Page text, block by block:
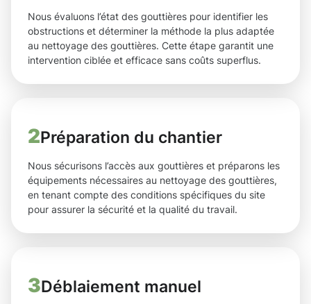
Nous évaluons l’état des gouttières pour identifier les
obstructions et déterminer la méthode la plus adaptée
au nettoyage des gouttières. Cette étape garantit une
intervention ciblée et efficace sans coûts superflus.
2Préparation du chantier
Nous sécurisons l’accès aux gouttières et préparons les
équipements nécessaires au nettoyage des gouttières,
en tenant compte des conditions spécifiques du site
pour assurer la sécurité et la qualité du travail.
3Déblaiement manuel